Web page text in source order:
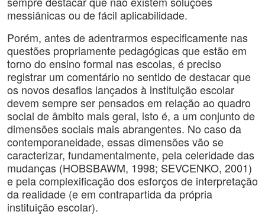
messiânicas ou de fácil aplicabilidade.
Porém, antes de adentrarmos especificamente nas
questões propriamente pedagógicas que estão em
torno do ensino formal nas escolas, é preciso
registrar um comentário no sentido de destacar que
os novos desafios lançados à instituição escolar
devem sempre ser pensados em relação ao quadro
social de âmbito mais geral, isto é, a um conjunto de
dimensões sociais mais abrangentes. No caso da
contemporaneidade, essas dimensões vão se
caracterizar, fundamentalmente, pela celeridade das
mudanças (HOBSBAWM, 1998; SEVCENKO, 2001)
e pela complexificação dos esforços de interpretação
da realidade (e em contrapartida da própria
instituição escolar).